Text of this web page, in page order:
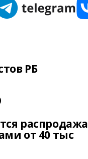
РБ
распродажа
от 40 тыс